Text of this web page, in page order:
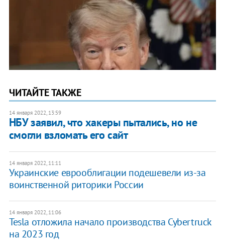
ЧИТАЙТЕ ТАКЖЕ
14 января 2022, 13:59
НБУ заявил, что хакеры пытались, но не
смогли взломать его сайт
14 января 2022, 11:11
Украинские еврооблигации подешевели из-за
воинственной риторики России
14 января 2022, 11:06
Tesla отложила начало производства Cybertruck
на 2023 год